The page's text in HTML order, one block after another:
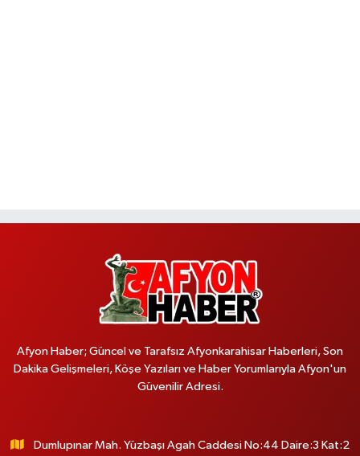
Afyon Haber; Güncel ve Tarafsız Afyonkarahisar Haberleri, Son
Dakika Gelişmeleri, Köşe Yazıları ve Haber Yorumlarıyla Afyon'un
Güvenilir Adresi.
Dumlupınar Mah. Yüzbaşı Agah Caddesi No:44 Daire:3 Kat:2